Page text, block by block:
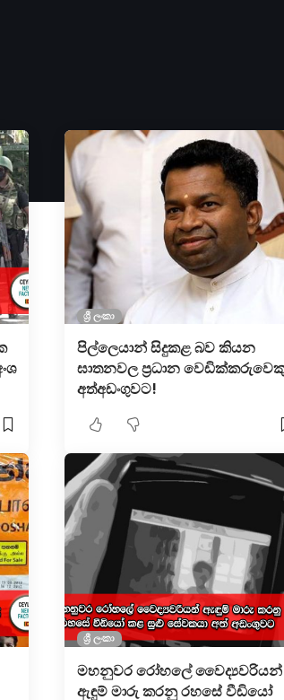
ශ්‍රී ලංකා
පිල්ලෙයාන් සිදුකළ බව කියන
ඝාතනවල ප්‍රධාන
අත්අඩංගුවට!
ශ්‍රී ලංකා
මහනුවර රෝහලේ වෛද්‍යවරියන්
ඇඳුම් මාරු කරනු රහසේ වීඩියෝ